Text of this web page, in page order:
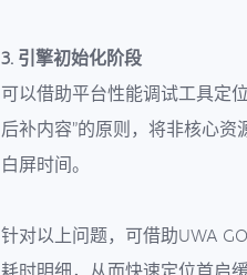
3. 引擎初始化阶段
可以借助平台性能调试工具定
后补内容”的原则，将非核心
白屏时间。
针对以上问题，可借助UWA